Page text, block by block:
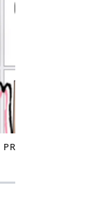
ま
や
な
さ
せ
な
わ
る
す
の
ラ
・
か
。
、
。
ま
び
は
慣
モ
ー
も
。
る
っ
ド
普
力
PR